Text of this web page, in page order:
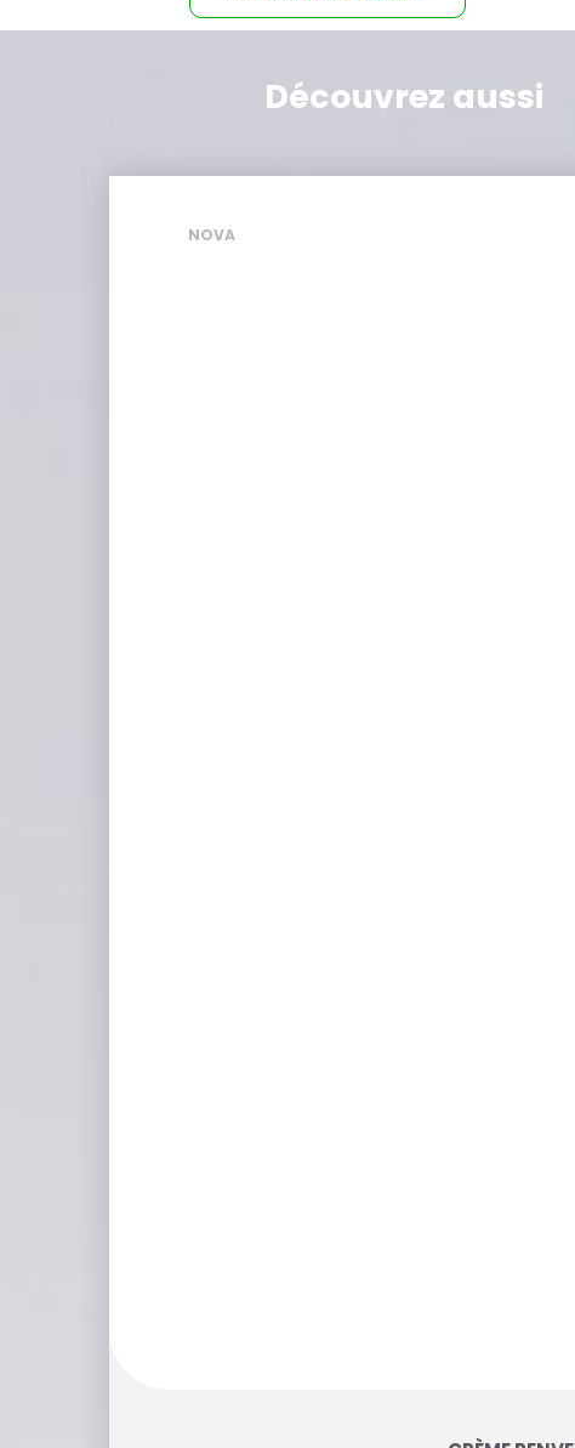
Découvrez aussi
NOVA